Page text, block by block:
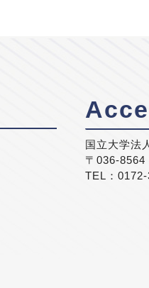
国立大学法
〒036-
TEL：